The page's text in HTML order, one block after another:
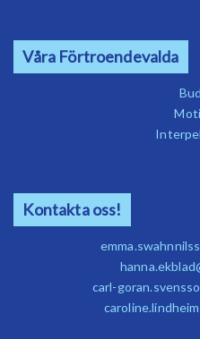
Våra Förtroendevalda
Kontakta oss!
carl-